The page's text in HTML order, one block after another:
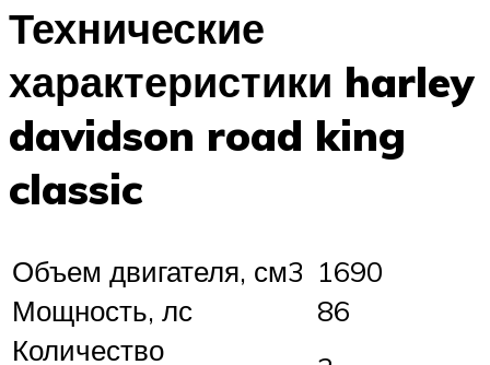
Технические
характеристики harley
davidson road king
classic
Объем двигателя, см3 1690
Мощность, лс
86
Количество